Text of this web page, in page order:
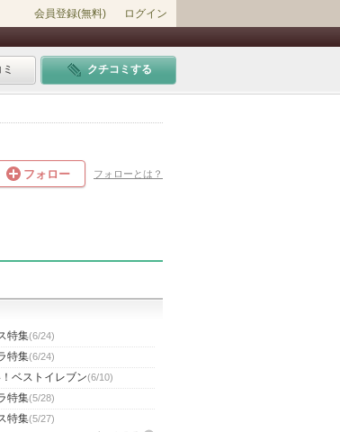
会員登録(無料) ログイン
クチコミする
フォロー フォローとは？
特集(6/24)
特集(6/24)
ベストイレブン(6/10)
特集(5/28)
特集(5/27)